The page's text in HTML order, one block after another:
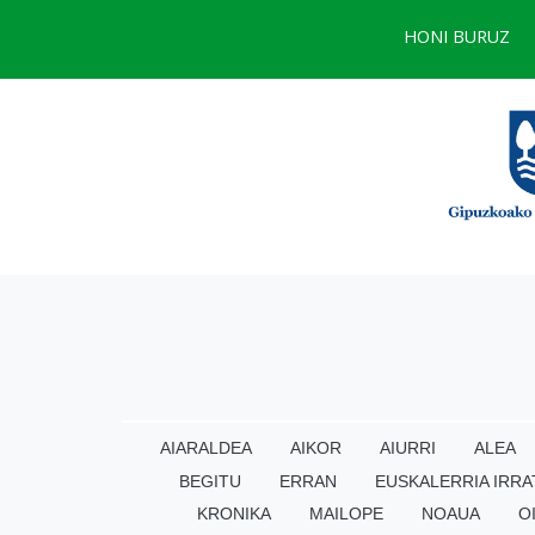
HONI BURUZ
AIARALDEA AIKOR AIURRI ALEA
BEGITU
ERRAN EUSKALERRIA
KRONIKA
MAILOPE NOAUA